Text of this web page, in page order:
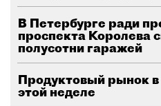
В Петербурге ради
проспекта Королева
полусотни гаражей
Продуктовый рынок
этой неделе